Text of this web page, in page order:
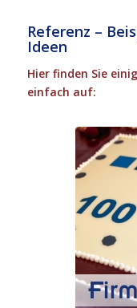
Referenz –
Ideen
Hier finden Sie
einfach auf: